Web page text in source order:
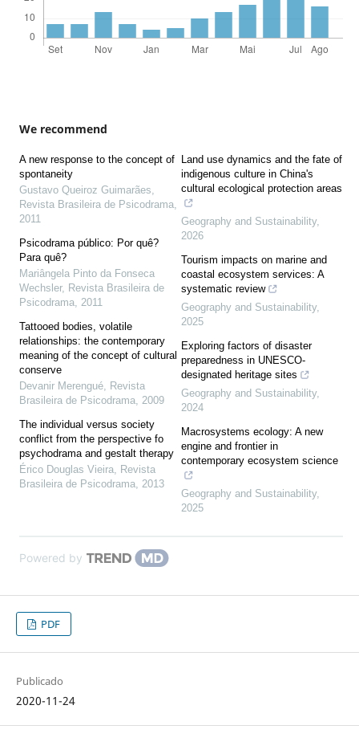
We recommend
A new response to the concept of
spontaneity
Gustavo Queiroz Guimarães,
Revista Brasileira de Psicodrama,
2011
Psicodrama público: Por quê?
Para quê?
Mariângela Pinto da Fonseca
Wechsler, Revista Brasileira de
Psicodrama, 2011
Tattooed bodies, volatile
relationships: the contemporary
meaning of the concept of cultural
conserve
Devanir Merengué, Revista
Brasileira de Psicodrama, 2009
The individual versus society
conflict from the perspective fo
psychodrama and gestalt therapy
Érico Douglas Vieira, Revista
Brasileira de Psicodrama, 2013
Land use dynamics and the fate of
indigenous culture in China's
cultural ecological protection areas
Geography and Sustainability,
2026
Tourism impacts on marine and
coastal ecosystem services: A
systematic review
Geography and Sustainability,
2025
Exploring factors of disaster
preparedness in UNESCO-
designated heritage sites
Geography and Sustainability,
2024
Macrosystems ecology: A new
engine and frontier in
contemporary ecosystem science
Geography and Sustainability,
2025
Powered by
PDF
Publicado
2020-11-24